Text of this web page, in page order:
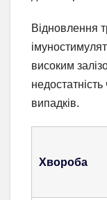
Відновлення
високим
випадків.
Хвороба